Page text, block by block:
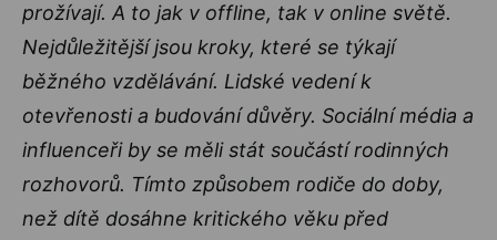
prožívají. A to jak v offline, tak v online světě.
Nejdůležitější jsou kroky, které se týkají
běžného vzdělávání. Lidské vedení k
otevřenosti a budování důvěry. Sociální média a
influenceři by se měli stát součástí rodinných
rozhovorů. Tímto způsobem rodiče do doby,
než dítě dosáhne kritického věku před